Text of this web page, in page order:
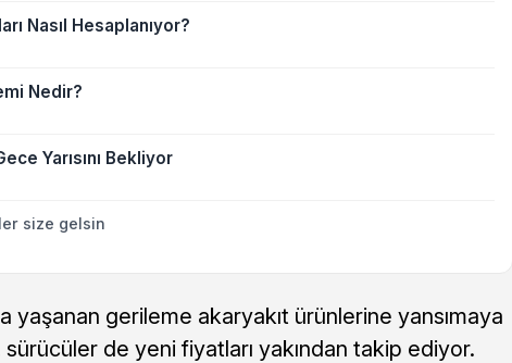
Nasıl Hesaplanıyor?
Nedir?
Yarısını Bekliyor
size gelsin
yaşanan gerileme akaryakıt ürünlerine yansımaya
de yeni fiyatları yakından takip ediyor.